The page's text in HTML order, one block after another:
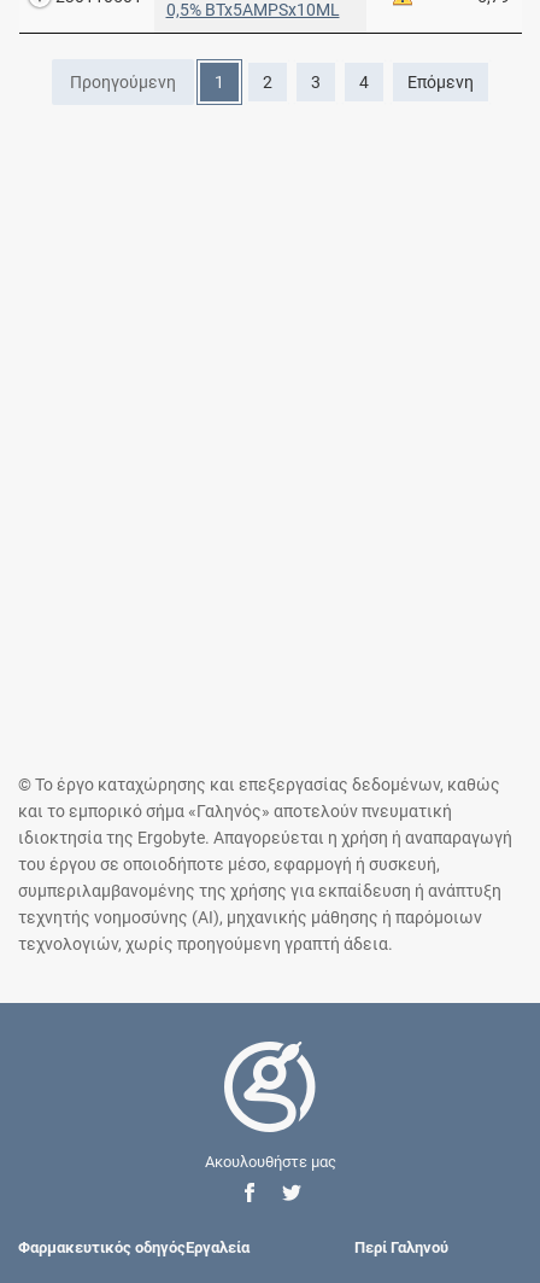
0,5% BTx5AMPSx10ML
Προηγούμενη 1 2 3 4 Επόμενη
© Το έργο καταχώρησης και επεξεργασίας δεδομένων, καθώς
και το εμπορικό σήμα «Γαληνός» αποτελούν πνευματική
ιδιοκτησία της Ergobyte. Απαγορεύεται η χρήση ή αναπαραγωγή
του έργου σε οποιοδήποτε μέσο, εφαρμογή ή συσκευή,
συμπεριλαμβανομένης της χρήσης για εκπαίδευση ή ανάπτυξη
τεχνητής νοημοσύνης (AI), μηχανικής μάθησης ή παρόμοιων
τεχνολογιών, χωρίς προηγούμενη γραπτή άδεια.
Ακουλουθήστε μας
Φαρμακευτικός οδηγόςΕργαλεία Περί Γαληνού